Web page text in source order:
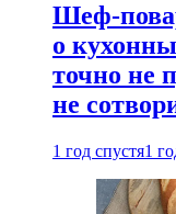
Шеф-
о
точно не
не
1 год спустя1